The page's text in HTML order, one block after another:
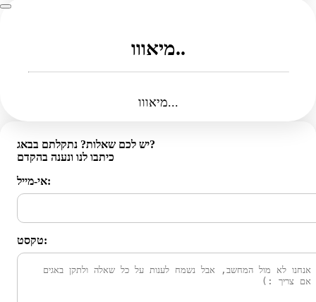
מיאווו..
מיאווו...
יש לכם שאלות? נתקלתם בבאג?
כיתבו לנו ונענה בהקדם
אי-מייל:
טקסט: